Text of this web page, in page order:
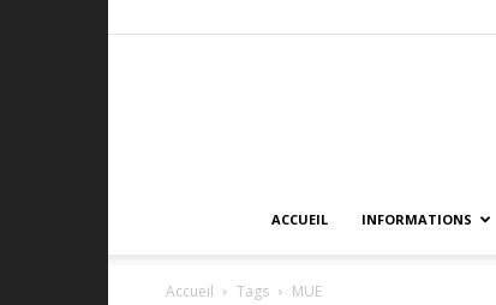
ACCUEIL INFORMATIONS
Accueil Tags MUE